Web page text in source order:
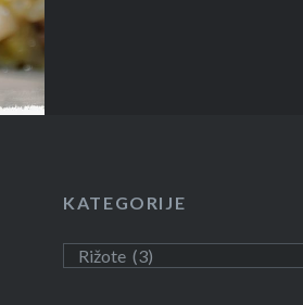
KATEGORIJE
Kategorije